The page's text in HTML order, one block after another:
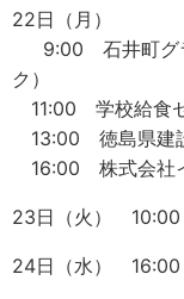
22日（月）
9:00 石井町グラ
ク）
11:00 学校給食
13:00 徳島県建
16:00 株式会社
23日（火） 10:00
24日（水）